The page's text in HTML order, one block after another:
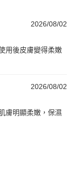
2026/08/02
用後皮膚變得柔嫩
2026/08/02
膚明顯柔嫩，保濕